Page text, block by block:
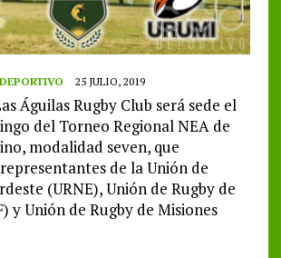
25 JULIO, 2019
Águilas Rugby Club será sede el
del Torneo Regional NEA de
modalidad seven, que
de la Unión de
(URNE), Unión de Rugby de
y Unión de Rugby de Misiones